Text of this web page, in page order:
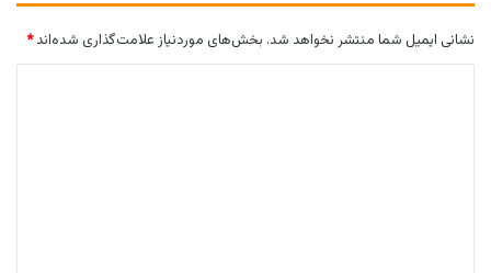
نشانی ایمیل شما منتشر نخواهد شد. بخش‌های موردنیاز علامت‌گذاری شده‌اند*